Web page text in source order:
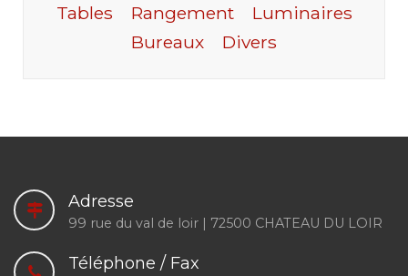
Tables Rangement
Luminaires
Bureaux
Divers
Adresse
99 rue du val de loir | 72500 CHATEAU DU LOIR
Téléphone / Fax